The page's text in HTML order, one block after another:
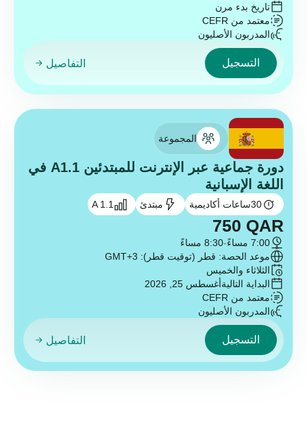
تاريخ بدء مرن
معتمد من CEFR
المدربون الأصليون
التسجيل التفاصيل
المجموعة
دورة جماعية عبر الإنترنت للمبتدئين A1.1 في
اللغة الإسبانية
30ساعات أكاديمية مبتدئ A 1.1
750 QAR
7:00 مساءً -8:30 مساءً
موعد الحصة: قطر (توقيت قطر): GMT+3
الثلاثاء والخميس
البداية التاليةأغسطس 25, 2026
معتمد من CEFR
المدربون الأصليون
التسجيل التفاصيل